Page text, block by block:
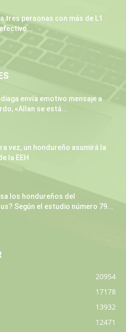
tres personas con más de L1
envía emotivo mensaje a
«Allan se está...
vez, un hondureño asumirá la
la EEH
los hondureños del
Según el estudio número 79...
20954
17178
13932
12471